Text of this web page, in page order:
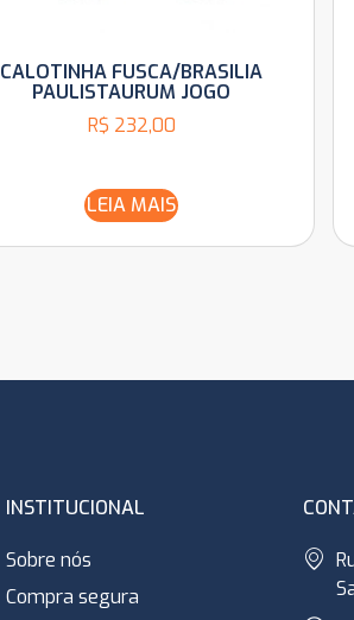
CALOTINHA FUSCA/BRASILIA
PAULISTAURUM JOGO
R$ 232,00
LEIA MAIS
INSTITUCIONAL
Sobre nós
Compra segura